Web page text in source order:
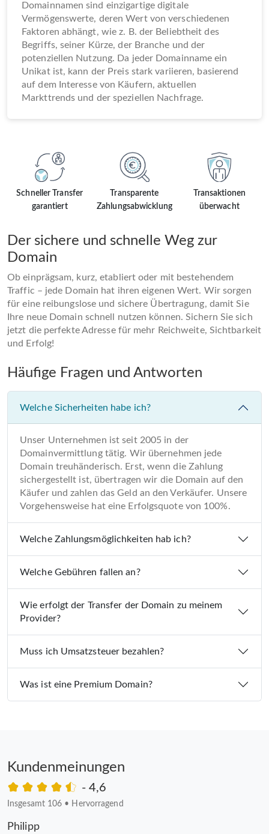
Schneller Transfer
garantiert
Transparente
Zahlungsabwicklung
Transaktionen
überwacht
Der sichere und schnelle Weg zur
Domain
Ob einprägsam, kurz, etabliert oder mit bestehendem
Traffic – jede Domain hat ihren eigenen Wert. Wir sorgen
für eine reibungslose und sichere Übertragung, damit Sie
Ihre neue Domain schnell nutzen können. Sichern Sie sich
jetzt die perfekte Adresse für mehr Reichweite, Sichtbarkeit
und Erfolg!
Domainnamen sind einzigartige digitale
Vermögenswerte, deren Wert von verschiedenen
Faktoren abhängt, wie z. B. der Beliebtheit des
Begriffs, seiner Kürze, der Branche und der
potenziellen Nutzung. Da jeder Domainname ein
Unikat ist, kann der Preis stark variieren, basierend
auf dem Interesse von Käufern, aktuellen
Markttrends und der speziellen Nachfrage.
Häufige Fragen und Antworten
Welche Sicherheiten habe ich?
Unser Unternehmen ist seit 2005 in der
Domainvermittlung tätig. Wir übernehmen jede
Domain treuhänderisch. Erst, wenn die Zahlung
sichergestellt ist, übertragen wir die Domain auf den
Käufer und zahlen das Geld an den Verkäufer. Unsere
Vorgehensweise hat eine Erfolgsquote von 100%.
Welche Zahlungsmöglichkeiten hab ich?
Welche Gebühren fallen an?
Wie erfolgt der Transfer der Domain zu meinem
Provider?
Muss ich Umsatzsteuer bezahlen?
Was ist eine Premium Domain?
Kundenmeinungen
- 4,6
Insgesamt 106 • Hervorragend
Philipp